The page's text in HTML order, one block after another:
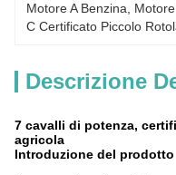
Motore A Benzina
C Certificato Piccolo
Descrizione
7 cavalli di potenza,
agricola
Introduzione del prodotto